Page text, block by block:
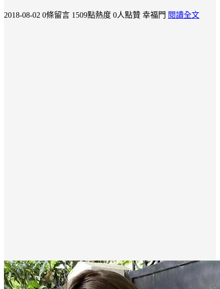
2018-08-02 0條留言 1509點熱度 0人點贊 幸福門 閱讀全文